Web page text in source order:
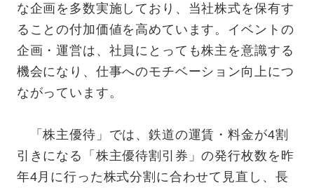
な企画を多数実施しており、当社株式を保有す
ることの付加価値を高めています。イベントの
企画・運営は、社員にとっても株主を意識する
機会になり、仕事へのモチベーション向上につ
ながっています。
「株主優待」では、鉄道の運賃・料金が4割
引きになる「株主優待割引券」の発行枚数を昨
年4月に行った株式分割に合わせて見直し、長